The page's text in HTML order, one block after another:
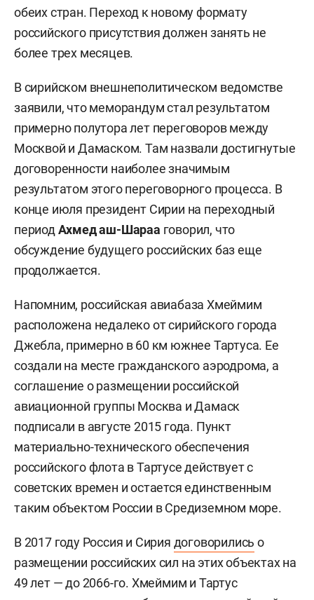
обеих стран. Переход к новому формату
российского присутствия должен занять не
более трех месяцев.
В сирийском внешнеполитическом ведомстве
заявили, что меморандум стал результатом
примерно полутора лет переговоров между
Москвой и Дамаском. Там назвали достигнутые
договоренности наиболее значимым
результатом этого переговорного процесса. В
конце июля президент Сирии на переходный
период Ахмед аш-Шараа говорил, что
обсуждение будущего российских баз еще
продолжается.
Напомним, российская авиабаза Хмеймим
расположена недалеко от сирийского города
Джебла, примерно в 60 км южнее Тартуса. Ее
создали на месте гражданского аэродрома, а
соглашение о размещении российской
авиационной группы Москва и Дамаск
подписали в августе 2015 года. Пункт
материально-технического обеспечения
российского флота в Тартусе действует с
советских времен и остается единственным
таким объектом России в Средиземном море.
В 2017 году Россия и Сирия договорились о
размещении российских сил на этих объектах на
49 лет — до 2066-го. Хмеймим и Тартус